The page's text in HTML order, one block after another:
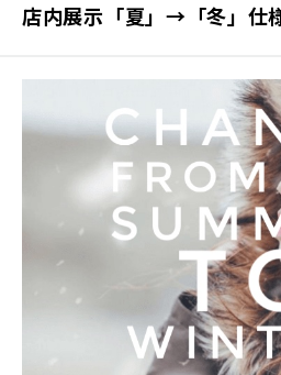
店内展示「夏」→「冬」仕